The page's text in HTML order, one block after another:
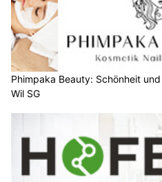
Phimpaka Beauty: Schönheit
Wil SG